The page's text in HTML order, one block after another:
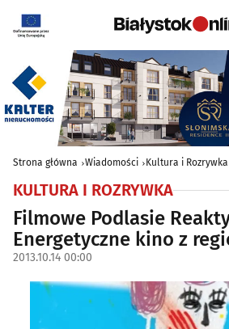
Strona główna Wiadomości Kultura i Rozrywka
KULTURA I ROZRYWKA
Filmowe Podlasie
Energetyczne kino z
2013.10.14 00:00